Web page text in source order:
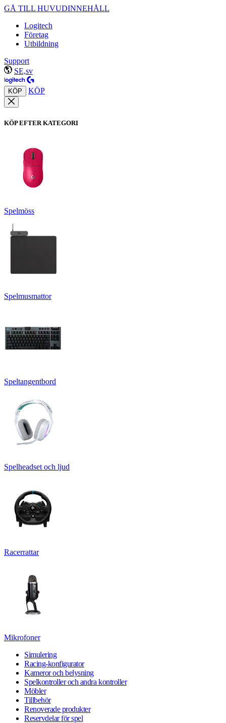
GÅ TILL HUVUDINNEHÅLL
Logitech
Företag
Utbildning
Support
SE,sv
KÖP KÖP
KÖP EFTER KATEGORI
Spelmöss
Spelmusmattor
Speltangentbord
Spelheadset och ljud
Racerrattar
Mikrofoner
Simulering
Racing-konfigurator
Kameror och belysning
Spelkontroller och andra kontroller
Möbler
Tillbehör
Renoverade produkter
Reservdelar för spel